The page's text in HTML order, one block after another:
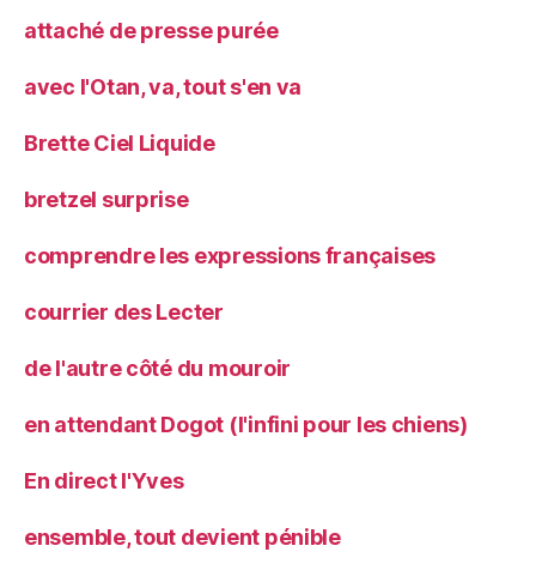
attaché de presse purée
avec l'Otan, va, tout s'en va
Brette Ciel Liquide
bretzel surprise
comprendre les expressions françaises
courrier des Lecter
de l'autre côté du mouroir
en attendant Dogot (l'infini pour les chiens)
En direct l'Yves
ensemble, tout devient pénible